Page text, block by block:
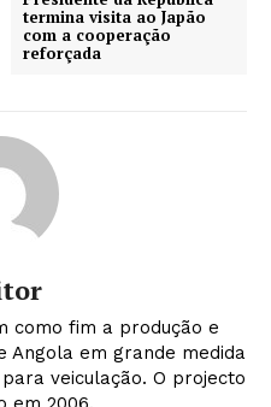
termina visita ao Japão
com a cooperação
reforçada
como fim a produção e
Angola em grande medida
veiculação. O projecto